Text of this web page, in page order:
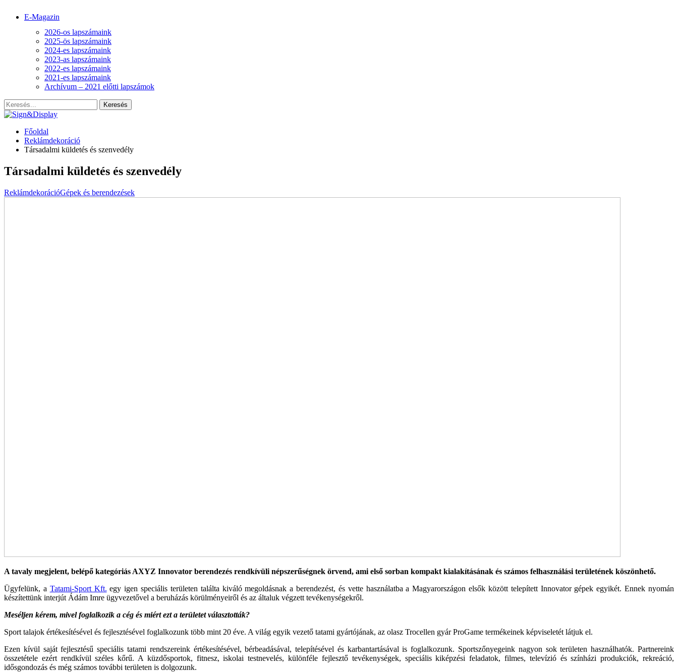
E-Magazin
2026-os lapszámaink
2025-ös lapszámaink
2024-es lapszámaink
2023-as lapszámaink
2022-es lapszámaink
2021-es lapszámaink
Archívum – 2021 előtti lapszámok
Főoldal
Reklámdekoráció
Társadalmi küldetés és szenvedély
Társadalmi küldetés és szenvedély
ReklámdekorációGépek és berendezések
A tavaly megjelent, belépő kategóriás AXYZ Innovator berendezés rendkívüli népszerűségnek örvend, ami első sorban kompakt kialakításának és számos felhasználási területének köszönhető.
Ügyfelünk, a Tatami-Sport Kft. egy igen speciális terüle­ten találta kiváló megoldásnak a berendezést, és vette használatba a Magyarországon elsők között telepített Innovator gépek egyikét. Ennek nyomán
készítettünk interjút Ádám Imre ügyvezetővel a beruházás körül­ményeiről és az általuk végzett tevékenységekről.
Meséljen kérem, mivel foglalkozik a cég és miért ezt a területet választották?
Sport talajok értékesítésével és fejlesztésével foglal­kozunk több mint 20 éve. A világ egyik vezető tatami gyártójának, az olasz Trocellen gyár ProGame termé­keinek képviseletét látjuk el.
Ezen kívül saját fejlesztésű speciális tatami rendsze­reink értékesítésével, bérbeadásával, telepítésével és karbantartásával is foglalkozunk. Sportszőnyegeink nagyon sok területen használhatók. Partnereink
összetétele ezért rendkívül széles kőrű. A küzdősportok, fitnesz, iskolai testnevelés, különféle fejlesztő tevé­kenységek, speciális kiképzési feladatok, filmes, televí­zió és színházi produkciók, rekreáció,
idősgondozás és még számos további területen is dolgozunk.